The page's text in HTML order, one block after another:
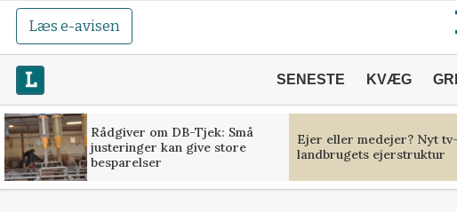
Læs e-avisen
SENESTE KVÆG
Rådgiver om DB-Tjek: Små
justeringer kan give store
besparelser
Ejer eller medejer? Nyt
landbrugets ejerstruktur